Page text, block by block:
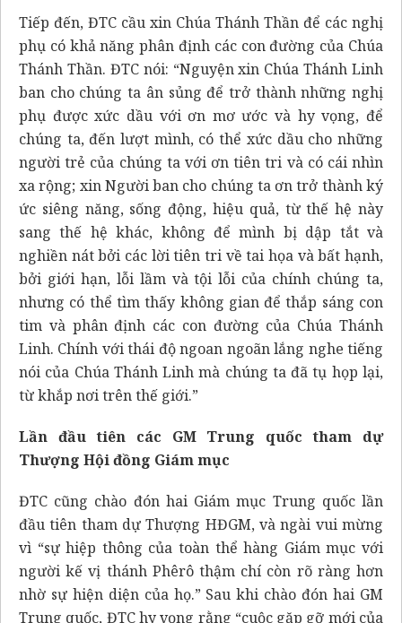
Tiếp đến, ĐTC cầu xin Chúa Thánh Thần để các nghị
phụ có khả năng phân định các con đường của Chúa
Thánh Thần. ĐTC nói: “Nguyện xin Chúa Thánh Linh
ban cho chúng ta ân sủng để trở thành những nghị
phụ được xức dầu với ơn mơ ước và hy vọng, để
chúng ta, đến lượt mình, có thể xức dầu cho những
người trẻ của chúng ta với ơn tiên tri và có cái nhìn
xa rộng; xin Người ban cho chúng ta ơn trở thành ký
ức siêng năng, sống động, hiệu quả, từ thế hệ này
sang thế hệ khác, không để mình bị dập tắt và
nghiền nát bởi các lời tiên tri về tai họa và bất hạnh,
bởi giới hạn, lỗi lầm và tội lỗi của chính chúng ta,
nhưng có thể tìm thấy không gian để thắp sáng con
tim và phân định các con đường của Chúa Thánh
Linh. Chính với thái độ ngoan ngoãn lắng nghe tiếng
nói của Chúa Thánh Linh mà chúng ta đã tụ họp lại,
từ khắp nơi trên thế giới.”
Lần đầu tiên các GM Trung quốc tham dự
Thượng Hội đồng Giám mục
ĐTC cũng chào đón hai Giám mục Trung quốc lần
đầu tiên tham dự Thượng HĐGM, và ngài vui mừng
vì “sự hiệp thông của toàn thể hàng Giám mục với
người kế vị thánh Phêrô thậm chí còn rõ ràng hơn
nhờ sự hiện diện của họ.” Sau khi chào đón hai GM
Trung quốc, ĐTC hy vọng rằng “cuộc gặp gỡ mới của